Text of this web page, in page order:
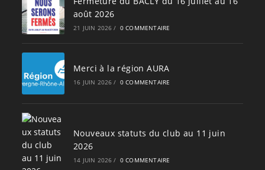
août 2026
21 JUIN 2026 / 0 COMMENTAIRE
Merci à la région AURA
16 JUIN 2026 / 0 COMMENTAIRE
Nouveaux statuts du club au 11 juin
2026
14 JUIN 2026 / 0 COMMENTAIRE